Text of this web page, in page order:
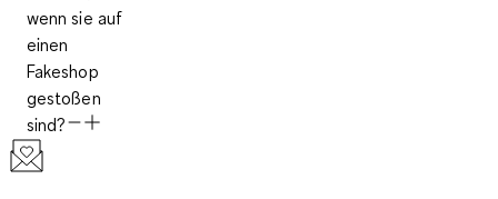
wenn sie auf
einen
Fakeshop
gestoßen
sind?